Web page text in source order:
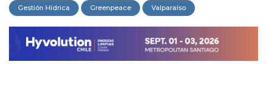
Gestión Hídrica Greenpeace Valparaíso